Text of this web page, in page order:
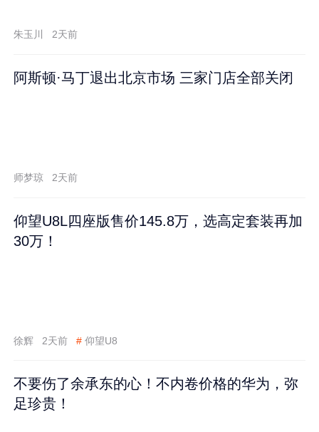
朱玉川 2天前
阿斯顿·马丁退出北京市场 三家门店全部关闭
师梦琼 2天前
仰望U8L四座版售价145.8万，选高定套装再加
30万！
徐辉 2天前 # 仰望U8
不要伤了余承东的心！不内卷价格的华为，弥
足珍贵！